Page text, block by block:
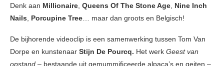
Denk aan Millionaire, Queens Of The Stone Age, Nine Inch
Nails, Porcupine Tree… maar dan groots en Belgisch!
De bijhorende videoclip is een samenwerking tussen Tom Van
Dorpe en kunstenaar Stijn De Pourcq. Het werk Geest van
opstand – bestaande uit gemummificeerde alpaca’s en geiten –